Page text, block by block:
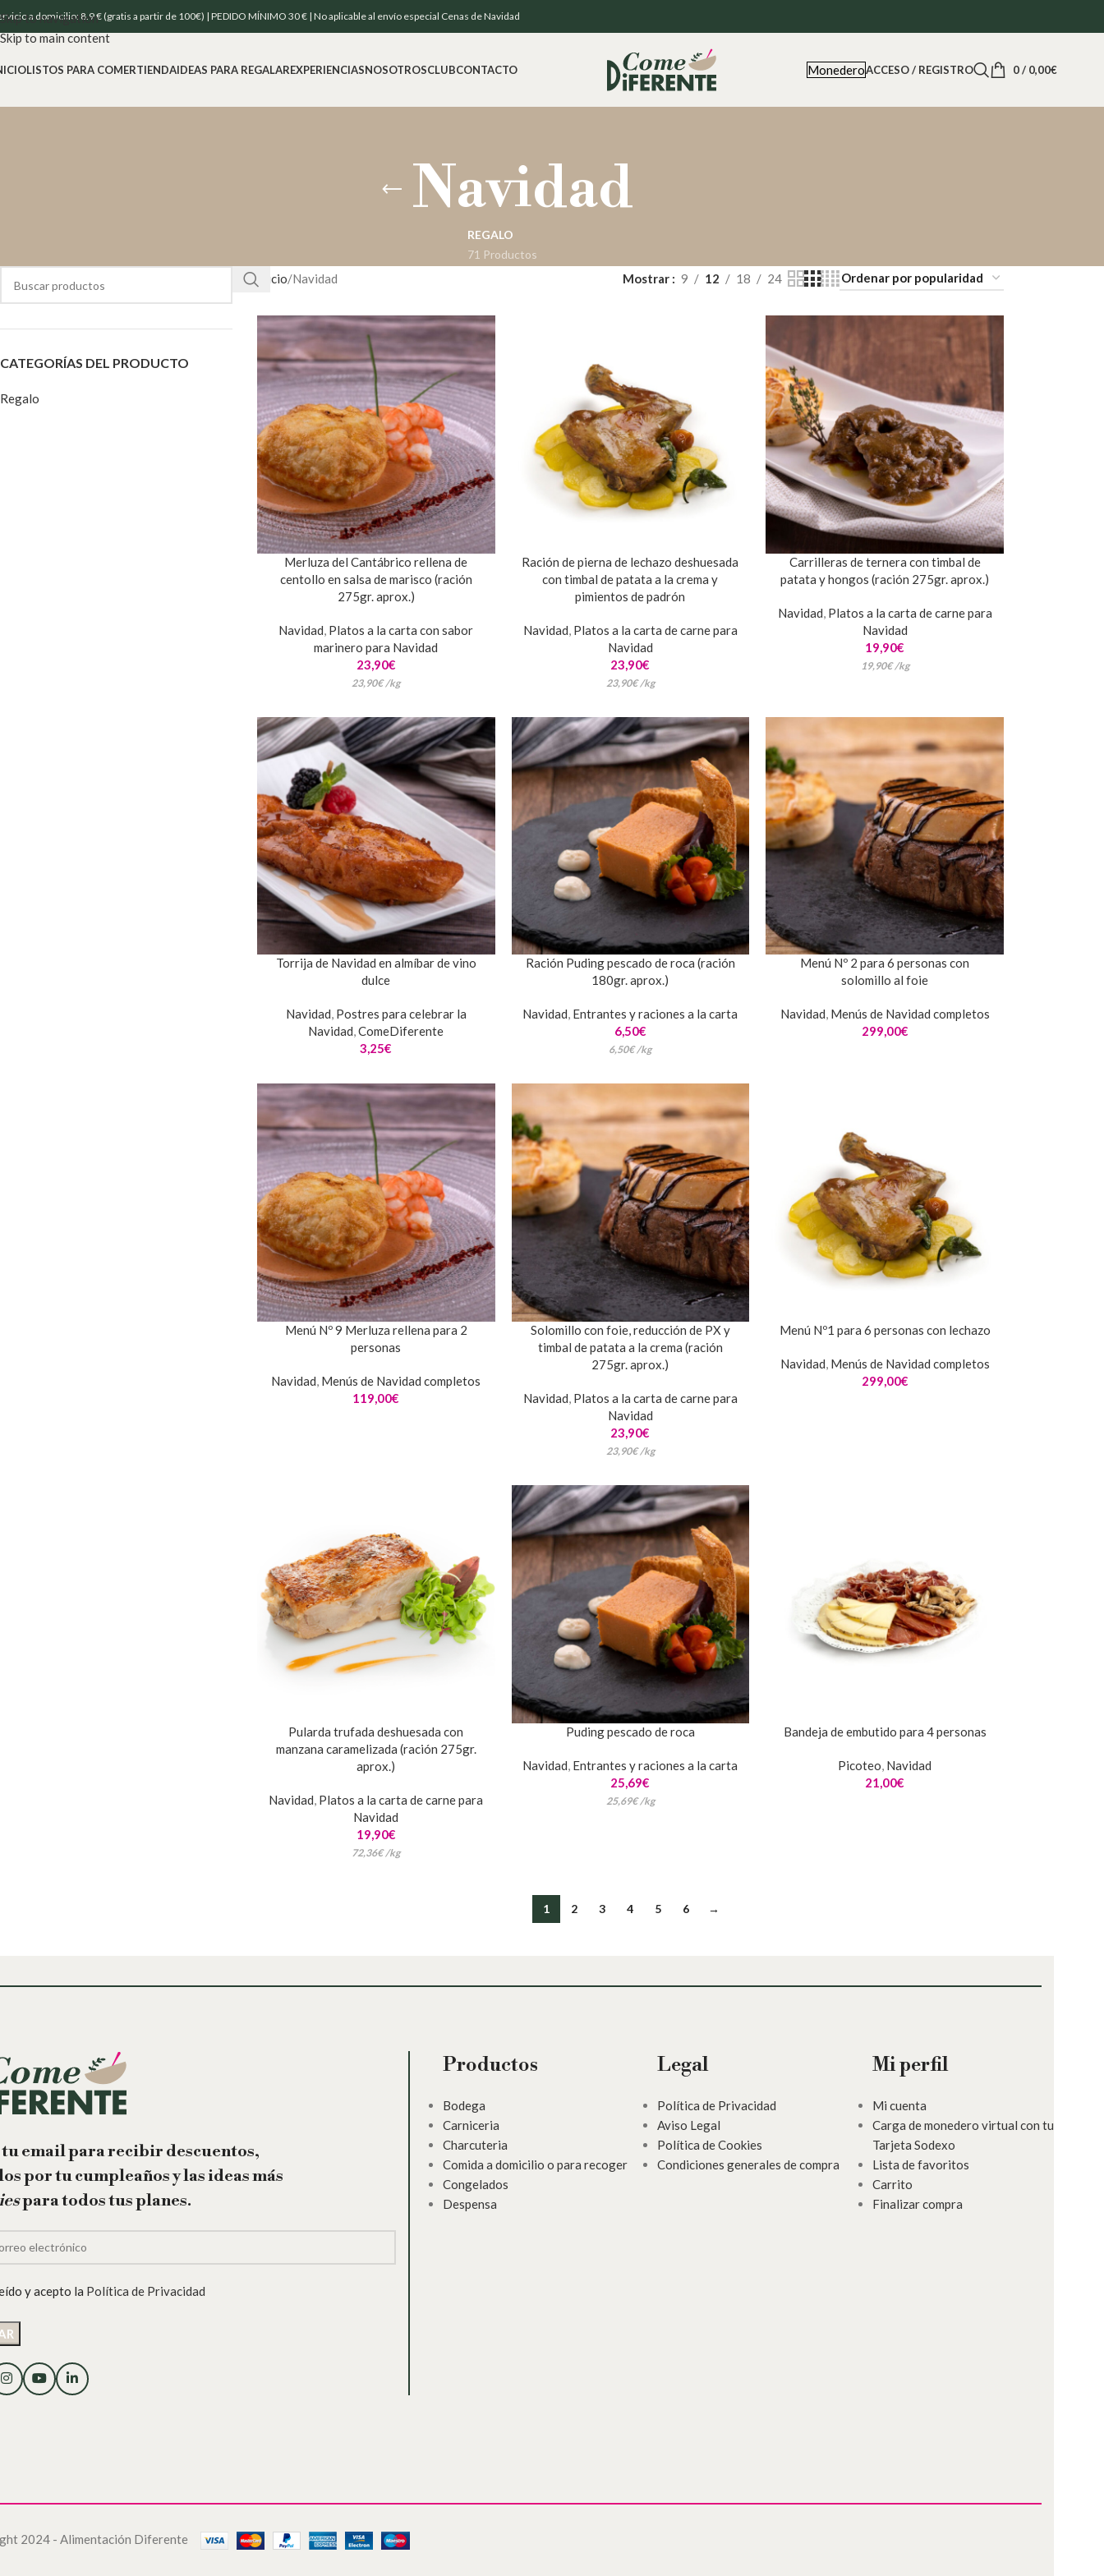
Skip to navigation
Skip to main content
a domicilio: 8.9 € (gratis a partir de 100€) | PEDIDO MÍNIMO 30 € | No aplicable al envío especial Cenas de Navidad
LISTOS PARA COMERTIENDAIDEAS PARA REGALAREXPERIENCIASNOSOTROSCLUBCONTACTO MonederoACCESO / REGISTRO 0/ 0,00€
Navidad
REGALO
71 Productos
CATEGORÍAS DEL PRODUCTO
Regalo
Inicio Navidad Mostrar 9 12 18 24
Merluza del Cantábrico rellena de
centollo en salsa de marisco (ración
275gr. aprox.)
Navidad, Platos a la carta con sabor
marinero para Navidad
23,90€
23,90€ /kg
Ración de pierna de lechazo deshuesada
con timbal de patata a la crema y
pimientos de padrón
Navidad, Platos a la carta de carne para
Navidad
23,90€
23,90€ /kg
Carrilleras de ternera con timbal de
patata y hongos (ración 275gr. aprox.)
Navidad, Platos a la carta de carne para
Navidad
19,90€
19,90€ /kg
Torrija de Navidad en almíbar de vino
dulce
Navidad, Postres para celebrar la
Navidad,ComeDiferente
3,25€
Ración Puding pescado de roca (ración
180gr. aprox.)
Navidad, Entrantes y raciones a la carta
6,50€
6,50€ /kg
Menú Nº 2 para 6 personas con
solomillo al foie
Navidad, Menús de Navidad completos
299,00€
Menú Nº 9 Merluza rellena para 2
personas
Navidad, Menús de Navidad completos
119,00€
Solomillo con foie, reducción de PX y
timbal de patata a la crema (ración
275gr. aprox.)
Navidad, Platos a la carta de carne para
Navidad
23,90€
23,90€ /kg
Menú Nº1 para 6 personas con lechazo
Navidad, Menús de Navidad completos
299,00€
Pularda trufada deshuesada con
manzana caramelizada (ración 275gr.
aprox.)
Navidad, Platos a la carta de carne para
Navidad
19,90€
72,36€ /kg
Puding pescado de roca
Navidad, Entrantes y raciones a la carta
25,69€
25,69€ /kg
Bandeja de embutido para 4 personas
Picoteo, Navidad
21,00€
1 2 3 4 5 6 →
email para recibir descuentos,
por tu cumpleaños y las ideas más
para todos tus planes.
y acepto la Política de Privacidad
Productos
Bodega
Carniceria
Charcuteria
Comida a domicilio o para recoger
Congelados
Despensa
Legal
Política de Privacidad
Aviso Legal
Política de Cookies
Condiciones generales de compra
Mi perfil
Mi cuenta
Carga de monedero virtual con tu
Tarjeta Sodexo
Lista de favoritos
Carrito
Finalizar compra
2024 - Alimentación Diferente